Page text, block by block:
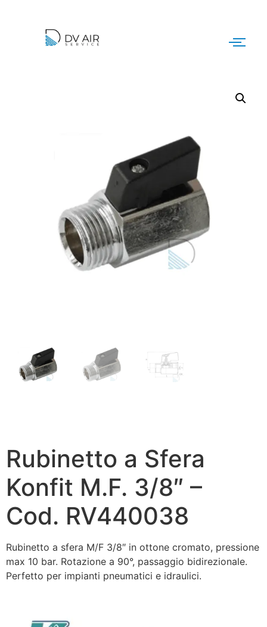
Rubinetto a Sfera
Konfit M.F. 3/8″ –
Cod. RV440038
Rubinetto a sfera M/F 3/8″ in ottone cromato, pressione
max 10 bar. Rotazione a 90°, passaggio bidirezionale.
Perfetto per impianti pneumatici e idraulici.